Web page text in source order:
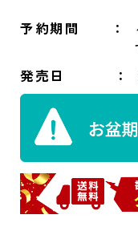
予約期間
発売日